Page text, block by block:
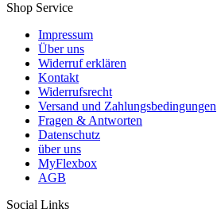
Shop Service
Impressum
Über uns
Widerruf erklären
Kontakt
Widerrufsrecht
Versand und Zahlungsbedingungen
Fragen & Antworten
Datenschutz
über uns
MyFlexbox
AGB
Social Links